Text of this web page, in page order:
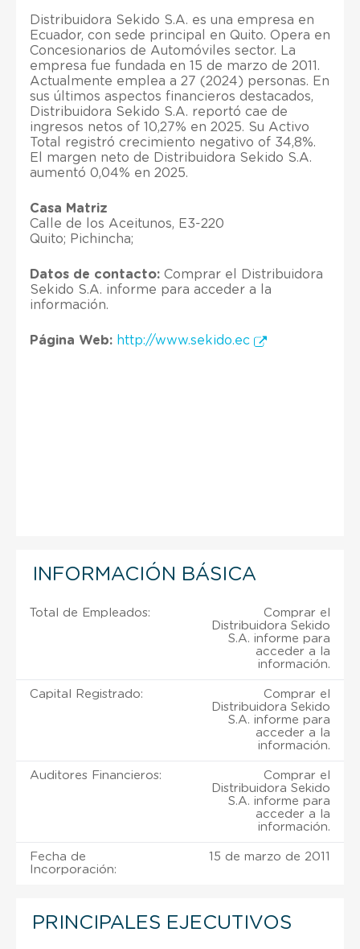
Distribuidora Sekido S.A. es una empresa en
Ecuador, con sede principal en Quito. Opera en
Concesionarios de Automóviles sector. La
empresa fue fundada en 15 de marzo de 2011.
Actualmente emplea a 27 (2024) personas. En
sus últimos aspectos financieros destacados,
Distribuidora Sekido S.A. reportó cae de
ingresos netos of 10,27% en 2025. Su Activo
Total registró crecimiento negativo of 34,8%.
El margen neto de Distribuidora Sekido S.A.
aumentó 0,04% en 2025.
Casa Matriz
Calle de los Aceitunos, E3-220
Quito; Pichincha;
Datos de contacto: Comprar el Distribuidora
Sekido S.A. informe para acceder a la
información.
Página Web: http://www.sekido.ec
INFORMACIÓN BÁSICA
Total de Empleados:
Comprar el
Distribuidora Sekido
S.A. informe para
acceder a la
información.
Capital Registrado:
Comprar el
Distribuidora Sekido
S.A. informe para
acceder a la
información.
Auditores Financieros:
Comprar el
Distribuidora Sekido
S.A. informe para
acceder a la
información.
Fecha de
Incorporación:
15 de marzo de 2011
PRINCIPALES EJECUTIVOS